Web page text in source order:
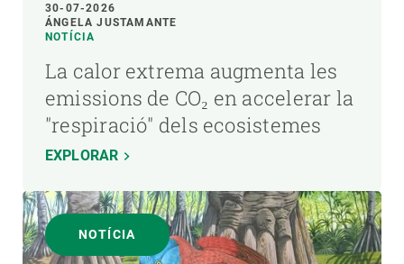
30-07-2026
ÁNGELA JUSTAMANTE
NOTÍCIA
La calor extrema augmenta les
emissions de CO₂ en accelerar la
"respiració" dels ecosistemes
EXPLORAR
NOTÍCIA